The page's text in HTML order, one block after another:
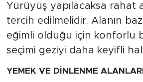
Yürüyüş yapılacaksa rahat
tercih edilmelidir. Alanın
eğimli olduğu için konforlu
seçimi geziyi daha keyifli
YEMEK VE DİNLENME ALANLARI